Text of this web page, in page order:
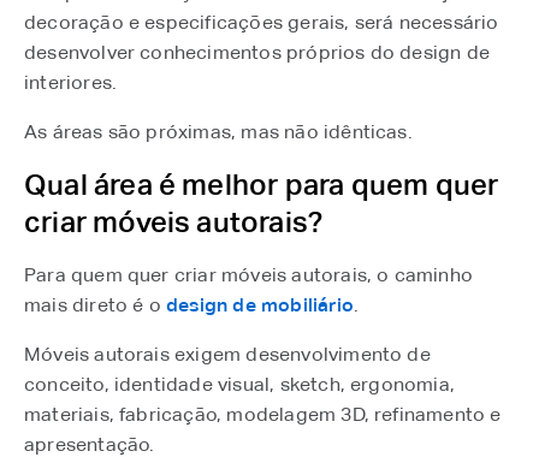
decoração e especificações gerais, será necessário
desenvolver conhecimentos próprios do design de
interiores.
As áreas são próximas, mas não idênticas.
Qual área é melhor para quem quer
criar móveis autorais?
Para quem quer criar móveis autorais, o caminho
mais direto é odesign de mobiliário.
Móveis autorais exigem desenvolvimento de
conceito, identidade visual, sketch, ergonomia,
materiais, fabricação, modelagem 3D, refinamento e
apresentação.